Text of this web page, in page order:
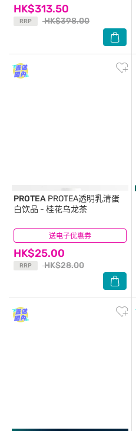
HK$313.50
RRP HK$398.00
送电子优惠券
PROTEA PROTEA透明乳清蛋
白饮品 - 桂花乌龙茶
HK$25.00
RRP HK$28.00
(24)